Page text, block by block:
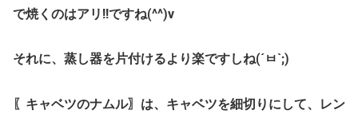
で焼くのはアリ!!ですね(^^)v
それに、蒸し器を片付けるより楽ですしね(´ㅂ`;)
〖キャベツのナムル〗は、キャベツを細切りにして、レン